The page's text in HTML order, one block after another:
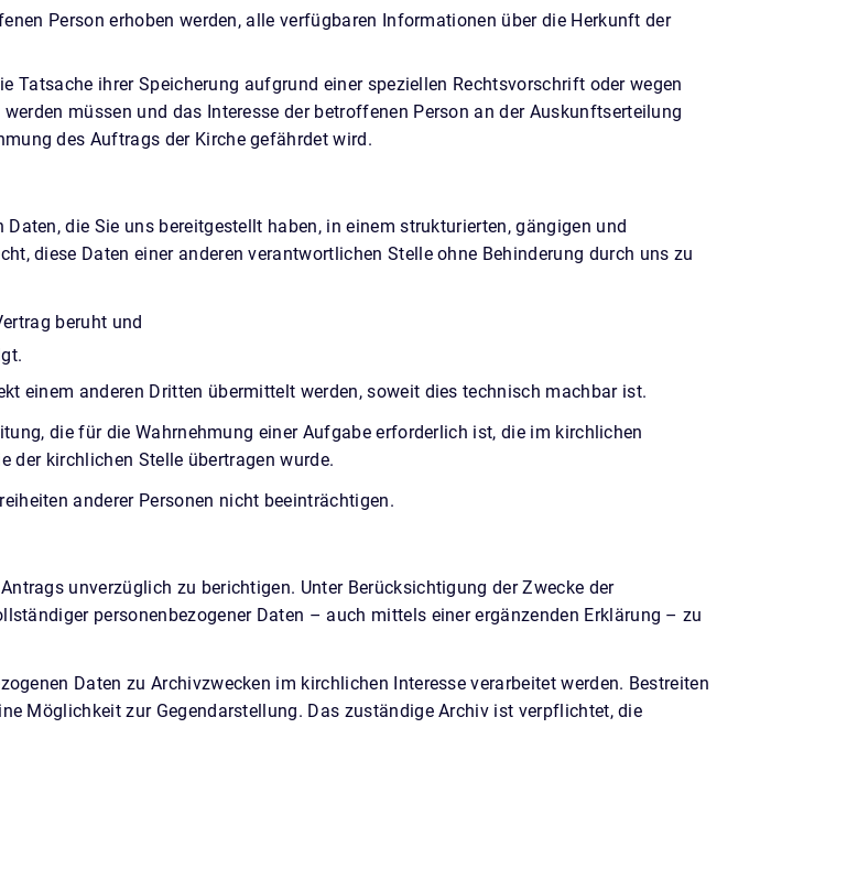
Person erhoben werden, alle verfügbaren Informationen über die Herkunft der
Tatsache ihrer Speicherung aufgrund einer speziellen Rechtsvorschrift oder wegen
müssen und das Interesse der betroffenen Person an der Auskunftserteilung
des Auftrags der Kirche gefährdet wird.
die Sie uns bereitgestellt haben, in einem strukturierten, gängigen und
diese Daten einer anderen verantwortlichen Stelle ohne Behinderung durch uns zu
beruht und
einem anderen Dritten übermittelt werden, soweit dies technisch machbar ist.
die für die Wahrnehmung einer Aufgabe erforderlich ist, die im kirchlichen
der kirchlichen Stelle übertragen wurde.
anderer Personen nicht beeinträchtigen.
unverzüglich zu berichtigen. Unter Berücksichtigung der Zwecke der
personenbezogener Daten – auch mittels einer ergänzenden Erklärung – zu
Daten zu Archivzwecken im kirchlichen Interesse verarbeitet werden. Bestreiten
Möglichkeit zur Gegendarstellung. Das zuständige Archiv ist verpflichtet, die